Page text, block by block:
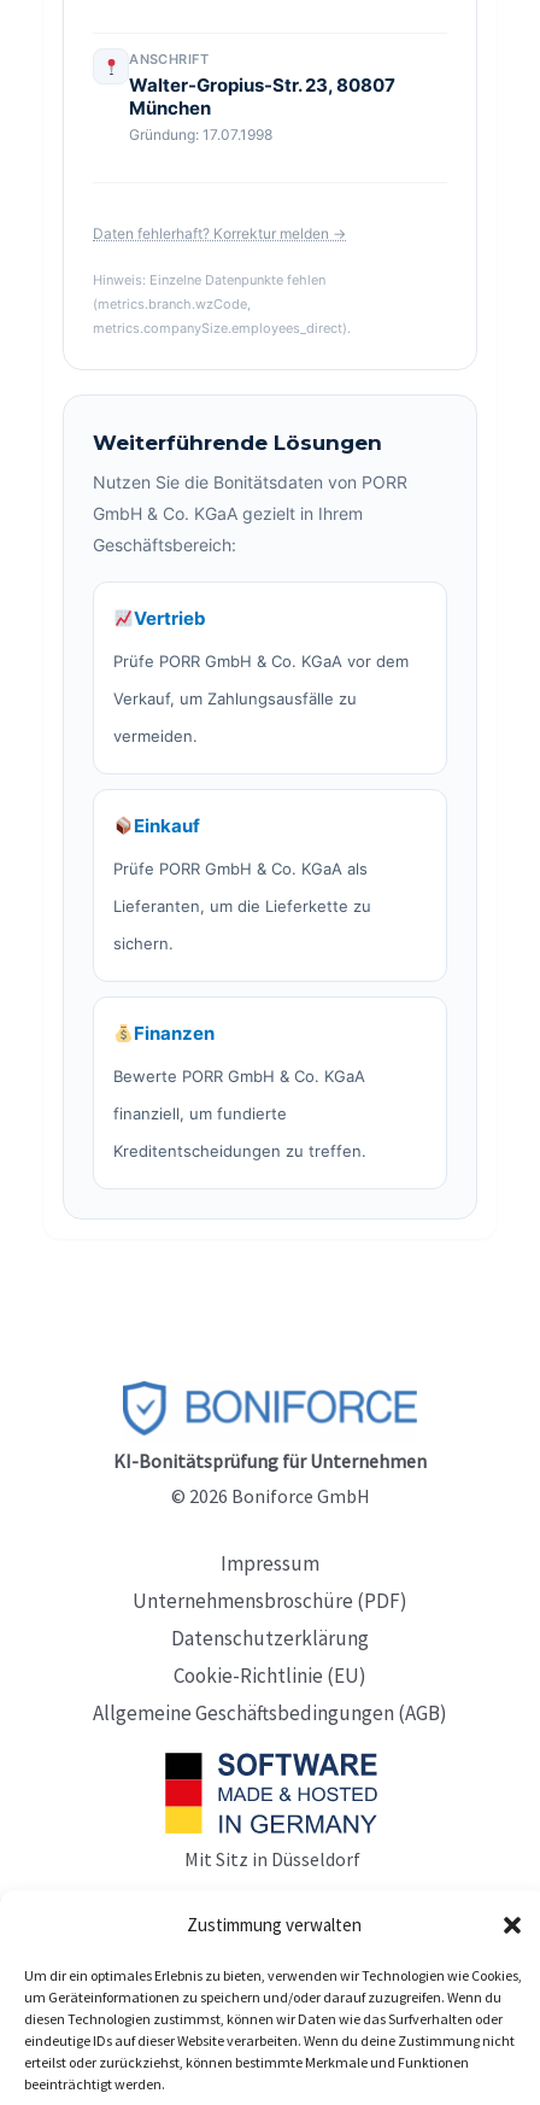
Zustimmung verwalten
Um dir ein optimales Erlebnis zu bieten, verwenden wir Technologien wie Cookies,
um Geräteinformationen zu speichern und/oder darauf zuzugreifen. Wenn du
diesen Technologien zustimmst, können wir Daten wie das Surfverhalten oder
eindeutige IDs auf dieser Website verarbeiten. Wenn du deine Zustimmung nicht
erteilst oder zurückziehst, können bestimmte Merkmale und Funktionen
beeinträchtigt werden.
ANSCHRIFT
Walter-Gropius-Str. 23, 80807
München
Gründung: 17.07.1998
Daten fehlerhaft? Korrektur melden →
Hinweis: Einzelne Datenpunkte fehlen
(metrics.branch.wzCode,
metrics.companySize.employees_direct).
Weiterführende Lösungen
Nutzen Sie die Bonitätsdaten von PORR
GmbH & Co. KGaA gezielt in Ihrem
Geschäftsbereich:
Vertrieb
Prüfe PORR GmbH & Co. KGaA vor dem
Verkauf, um Zahlungsausfälle zu
vermeiden.
Einkauf
Prüfe PORR GmbH & Co. KGaA als
Lieferanten, um die Lieferkette zu
sichern.
Finanzen
Bewerte PORR GmbH & Co. KGaA
finanziell, um fundierte
Kreditentscheidungen zu treffen.
KI-Bonitätsprüfung für Unternehmen
© 2026 Boniforce GmbH
Impressum
Unternehmensbroschüre (PDF)
Datenschutzerklärung
Cookie-Richtlinie (EU)
Allgemeine Geschäftsbedingungen (AGB)
Mit Sitz in Düsseldorf